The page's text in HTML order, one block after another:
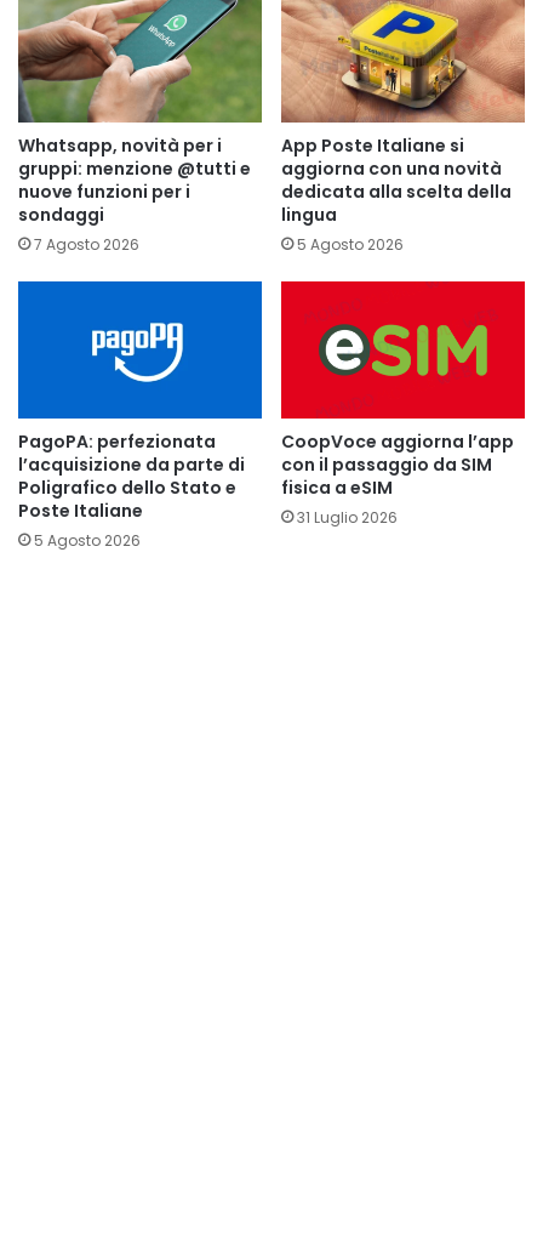
Whatsapp, novità per i
gruppi: menzione @tutti e
nuove funzioni per i
sondaggi
7 Agosto 2026
App Poste Italiane si
aggiorna con una novità
dedicata alla scelta della
lingua
5 Agosto 2026
PagoPA: perfezionata
l’acquisizione da parte di
Poligrafico dello Stato e
Poste Italiane
5 Agosto 2026
CoopVoce aggiorna l’app
con il passaggio da SIM
fisica a eSIM
31 Luglio 2026